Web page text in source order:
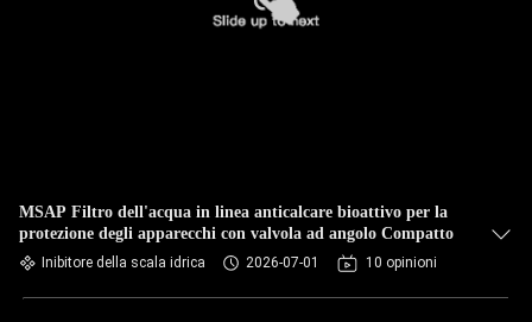
MSAP Filtro dell'acqua in linea anticalcare bioattivo per la
protezione degli apparecchi con valvola ad angolo Compatto
Inibitore della scala idrica 2026-07-01 10 opinioni